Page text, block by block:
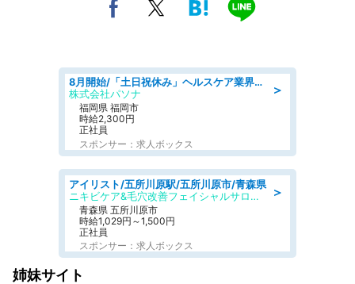
＞
8月開始/「土日祝休み」ヘルスケア業界の産業保健師/高時給/未経験OK/要資格:保健師、正看護師
株式会社パソナ
福岡県 福岡市
時給2,300円
正社員
スポンサー：求人ボックス
＞
アイリスト/五所川原駅/五所川原市/青森県
ニキビケア&毛穴改善フェイシャルサロン BELDAD
青森県 五所川原市
時給1,029円～1,500円
正社員
スポンサー：求人ボックス
姉妹サイト